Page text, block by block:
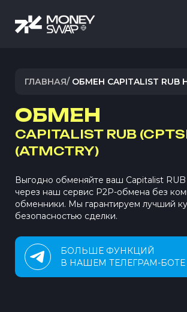
ГЛАВНАЯ/ ОБМЕН CAPITALIST RUB
ОБМЕН
CAPITALIST RUB
(ATMCTRY)
Выгодно обменяйте ваш Capitalist RUB
через наш сервис P2P-обмена без
обменники. Мы гарантируем лучший
безопасностью сделки.
БОЛЬШЕ ФУНКЦИЙ
В НАШЕМ ТЕЛЕГРАМ-БОТЕ